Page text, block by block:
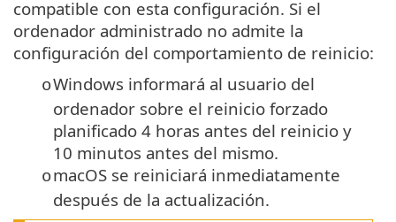
compatible con esta configuración. Si el
ordenador administrado no admite la
configuración del comportamiento de reinicio:
oWindows informará al usuario del
ordenador sobre el reinicio forzado
planificado 4 horas antes del reinicio y
10 minutos antes del mismo.
omacOS se reiniciará inmediatamente
después de la actualización.